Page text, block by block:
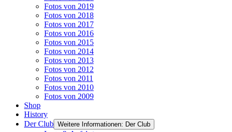
Fotos von 2019
Fotos von 2018
Fotos von 2017
Fotos von 2016
Fotos von 2015
Fotos von 2014
Fotos von 2013
Fotos von 2012
Fotos von 2011
Fotos von 2010
Fotos von 2009
Shop
History
Der Club Weitere Informationen: Der Club